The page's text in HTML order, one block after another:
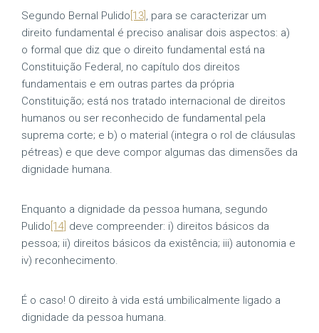
Segundo Bernal Pulido [13] , para se caracterizar um
direito fundamental é preciso analisar dois aspectos: a)
o formal que diz que o direito fundamental está na
Constituição Federal, no capítulo dos direitos
fundamentais e em outras partes da própria
Constituição; está nos tratado internacional de direitos
humanos ou ser reconhecido de fundamental pela
suprema corte; e b) o material (integra o rol de cláusulas
pétreas) e que deve compor algumas das dimensões da
dignidade humana.
Enquanto a dignidade da pessoa humana, segundo
Pulido [14] deve compreender: i) direitos básicos da
pessoa; ii) direitos básicos da existência; iii) autonomia e
iv) reconhecimento.
É o caso! O direito à vida está umbilicalmente ligado a
dignidade da pessoa humana.